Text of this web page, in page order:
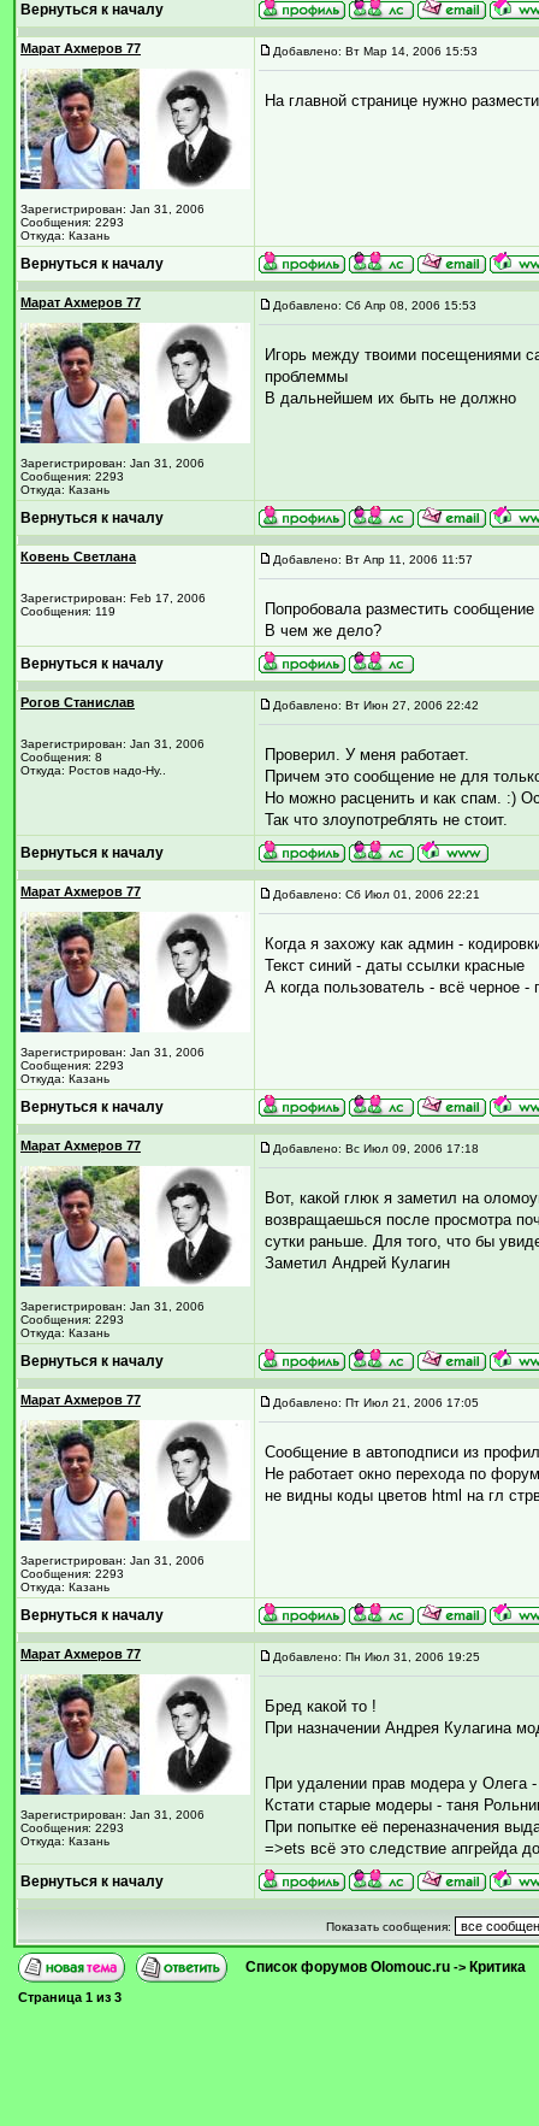
Вернуться к началу
Марат Ахмеров 77
Зарегистрирован: Jan 31, 2006
Сообщения: 2293
Откуда: Казань
Добавлено: Вт Мар 14, 2006 15:53
На главной странице нужно
Вернуться к началу
Марат Ахмеров 77
Зарегистрирован: Jan 31, 2006
Сообщения: 2293
Откуда: Казань
Добавлено: Сб Апр 08, 2006 15:53
Игорь между твоими посещениями
проблеммы
В дальнейшем их быть не должно
Вернуться к началу
Ковень Светлана
Зарегистрирован: Feb 17, 2006
Сообщения: 119
Добавлено: Вт Апр 11, 2006 11:57
Попробовала разместить
В чем же дело?
Вернуться к началу
Рогов Станислав
Зарегистрирован: Jan 31, 2006
Сообщения: 8
Откуда: Ростов надо-Ну..
Добавлено: Вт Июн 27, 2006 22:42
Проверил. У меня работает.
Причем это сообщение не для
Но можно расценить и как спам. :)
Так что злоупотреблять не стоит.
Вернуться к началу
Марат Ахмеров 77
Зарегистрирован: Jan 31, 2006
Сообщения: 2293
Откуда: Казань
Добавлено: Сб Июл 01, 2006 22:21
Когда я захожу как админ -
Текст синий - даты ссылки красные
А когда пользователь - всё черное -
Вернуться к началу
Марат Ахмеров 77
Зарегистрирован: Jan 31, 2006
Сообщения: 2293
Откуда: Казань
Добавлено: Вс Июл 09, 2006 17:18
Вот, какой глюк я заметил на
возвращаешься после просмотра
сутки раньше. Для того, что бы
Заметил Андрей Кулагин
Вернуться к началу
Марат Ахмеров 77
Зарегистрирован: Jan 31, 2006
Сообщения: 2293
Откуда: Казань
Добавлено: Пт Июл 21, 2006 17:05
Сообщение в автоподписи из
Не работает окно перехода по
не видны коды цветов html на гл
Вернуться к началу
Марат Ахмеров 77
Зарегистрирован: Jan 31, 2006
Сообщения: 2293
Откуда: Казань
Добавлено: Пн Июл 31, 2006 19:25
Бред какой то !
При назначении Андрея Кулагина
При удалении прав модера у Олега
Кстати старые модеры - таня
При попытке её переназначения
=>ets всё это следствие апгрейда
Вернуться к началу
Показать сообщения:
Список форумов Olomouc.ru -> Критика
Страница 1 из 3